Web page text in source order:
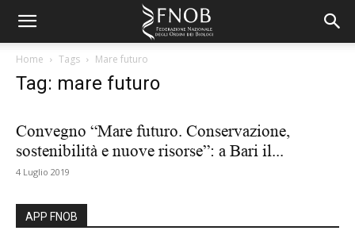
Home Tags Mare futuro
Tag: mare futuro
Convegno “Mare futuro. Conservazione,
sostenibilità e nuove risorse”: a Bari il...
4 Luglio 2019
APP FNOB